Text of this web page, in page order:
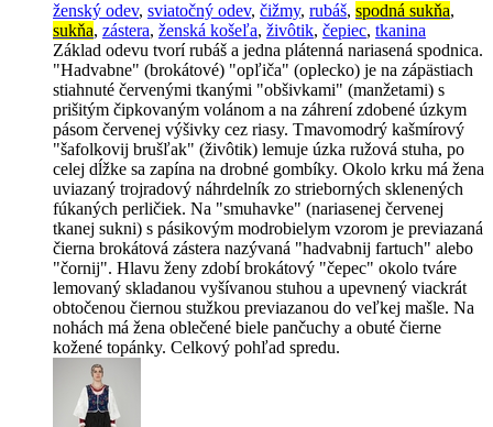
ženský odev, sviatočný odev, čižmy, rubáš, spodná sukňa,
sukňa, zástera, ženská košeľa, živôtik, čepiec, tkanina
Základ odevu tvorí rubáš a jedna plátenná nariasená spodnica.
"Hadvabne" (brokátové) "opľiča" (oplecko) je na zápästiach
stiahnuté červenými tkanými "obšivkami" (manžetami) s
prišitým čipkovaným volánom a na záhrení zdobené úzkym
pásom červenej výšivky cez riasy. Tmavomodrý kašmírový
"šafolkovij brušľak" (živôtik) lemuje úzka ružová stuha, po
celej dĺžke sa zapína na drobné gombíky. Okolo krku má žena
uviazaný trojradový náhrdelník zo strieborných sklenených
fúkaných perličiek. Na "smuhavke" (nariasenej červenej
tkanej sukni) s pásikovým modrobielym vzorom je previazaná
čierna brokátová zástera nazývaná "hadvabnij fartuch" alebo
"čornij". Hlavu ženy zdobí brokátový "čepec" okolo tváre
lemovaný skladanou vyšívanou stuhou a upevnený viackrát
obtočenou čiernou stužkou previazanou do veľkej mašle. Na
nohách má žena oblečené biele pančuchy a obuté čierne
kožené topánky. Celkový pohľad spredu.